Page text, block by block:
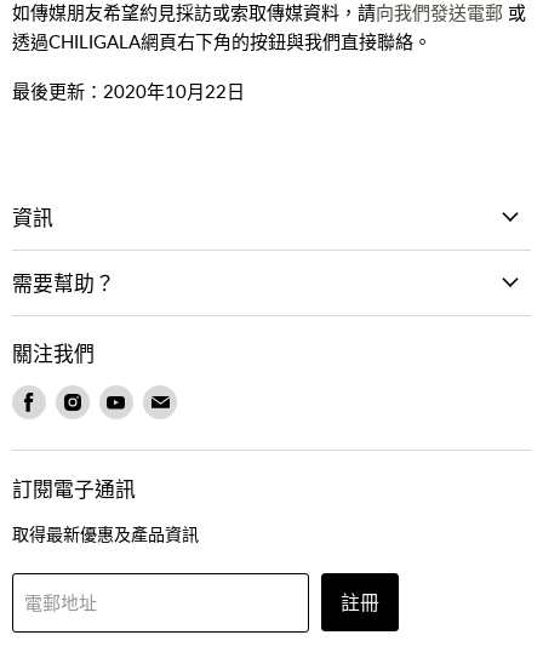
如傳媒朋友希望約見採訪或索取傳媒資料，請向我們發送電郵 或
透過CHILIGALA網頁右下角的按鈕與我們直接聯絡。
最後更新：2020年10月22日
資訊
需要幫助？
關注我們
在
Facebook
找
到
我
們
在
Instagram
找
到
我
們
在
Youtube
找
到
我
們
在
郵
我
訂閱電子通訊
取得最新優惠及產品資訊
電郵地址 註冊